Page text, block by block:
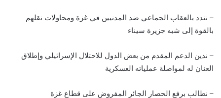
– نندد بالعقاب الجماعي ضد المدنيين في غزة ومحاولات نقلهم
بالقوة إلى شبه جزيرة سيناء
– ندين الدعم المقدم من بعض الدول للاحتلال الإسرائيلي وإطلاق
العنان له لمواصلة عملياته العسكرية
– نطالب برفع الحصار الجائر المفروض على قطاع غزة